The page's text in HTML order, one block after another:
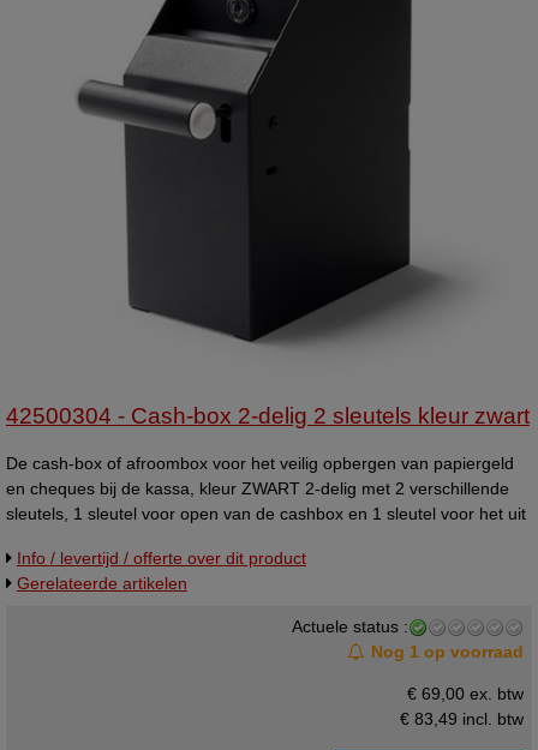
42500304 - Cash-box 2-delig 2 sleutels kleur zwart
De cash-box of afroombox voor het veilig opbergen van papiergeld
en cheques bij de kassa, kleur ZWART 2-delig met 2 verschillende
sleutels, 1 sleutel voor open van de cashbox en 1 sleutel voor het uit
(diepte met hendel 235mm). Te monteren aan onderzijde van
tafelblad. Losse montageplaat bevestigen d.m.v. vier schroeven. De
cash-box kan dan d.m.v. bijpassende sleutel vast gezet worden aan
Info / levertijd / offerte over dit product
Gerelateerde artikelen
Actuele status :
Nog 1 op voorraad
€ 69,00 ex. btw
€ 83,49 incl. btw